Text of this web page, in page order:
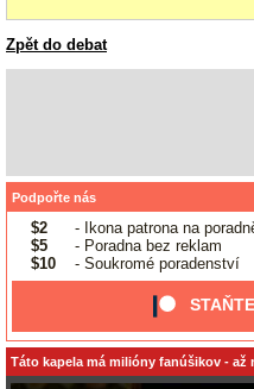
Zpět do debat
Podpořte nás
$2
- Ikona patrona na
$5
- Poradna bez reklam
$10
- Soukromé poradenství
Táto kapela má milióny fanúšikov - až